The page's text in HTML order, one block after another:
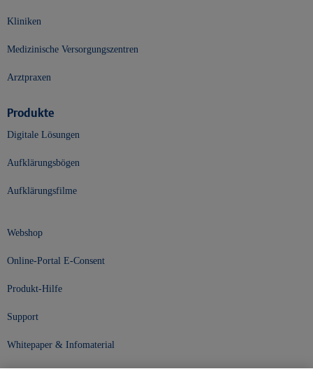
Kliniken
Medizinische Versorgungszentren
Arztpraxen
Produkte
Digitale Lösungen
Aufklärungsbögen
Aufklärungsfilme
Webshop
Online-Portal E-Consent
Produkt-Hilfe
Support
Whitepaper & Infomaterial